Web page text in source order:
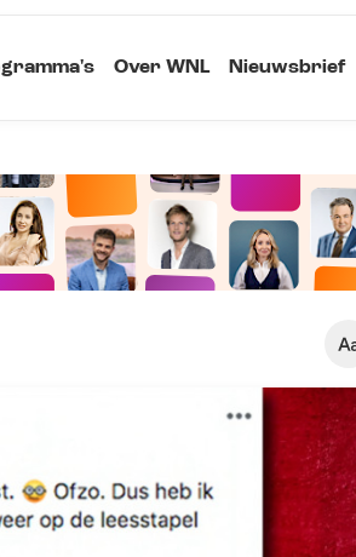
Over WNL Nieuwsbrief
Klein
Standaard
Groot
Kopieer link